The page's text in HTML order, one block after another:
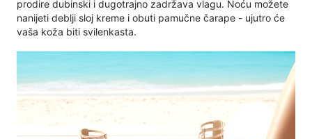
prodire dubinski i dugotrajno zadržava vlagu. Noću možete
nanijeti deblji sloj kreme i obuti pamučne čarape - ujutro će
vaša koža biti svilenkasta.